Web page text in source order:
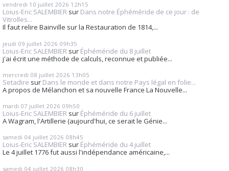
vendredi 10 juillet 2026 12h15
Loius-Eric SALEMBIER sur Dans notre Éphéméride de ce jour : de
Vitrolles...
Il faut relire Bainville sur la Restauration de 1814,...
jeudi 09 juillet 2026 09h35
Loius-Eric SALEMBIER sur Éphéméride du 8 juillet
j'ai écrit une méthode de calculs, reconnue et publiée...
mercredi 08 juillet 2026 13h05
Setadire sur Dans le monde et dans notre Pays légal en folie...
A propos de Mélanchon et sa nouvelle France La Nouvelle...
mardi 07 juillet 2026 09h50
Loius-Eric SALEMBIER sur Éphéméride du 6 juillet
A Wagram, l'Artillerie (aujourd'hui, ce serait le Génie...
samedi 04 juillet 2026 08h45
Loius-Eric SALEMBIER sur Éphéméride du 4 juillet
Le 4 juillet 1776 fut aussi l'indépendance américaine,...
samedi 04 juillet 2026 08h30